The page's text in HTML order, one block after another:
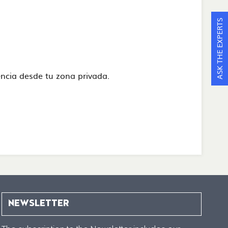
desde tu zona privada.
NEWSLETTER
ASK THE EXPERTS